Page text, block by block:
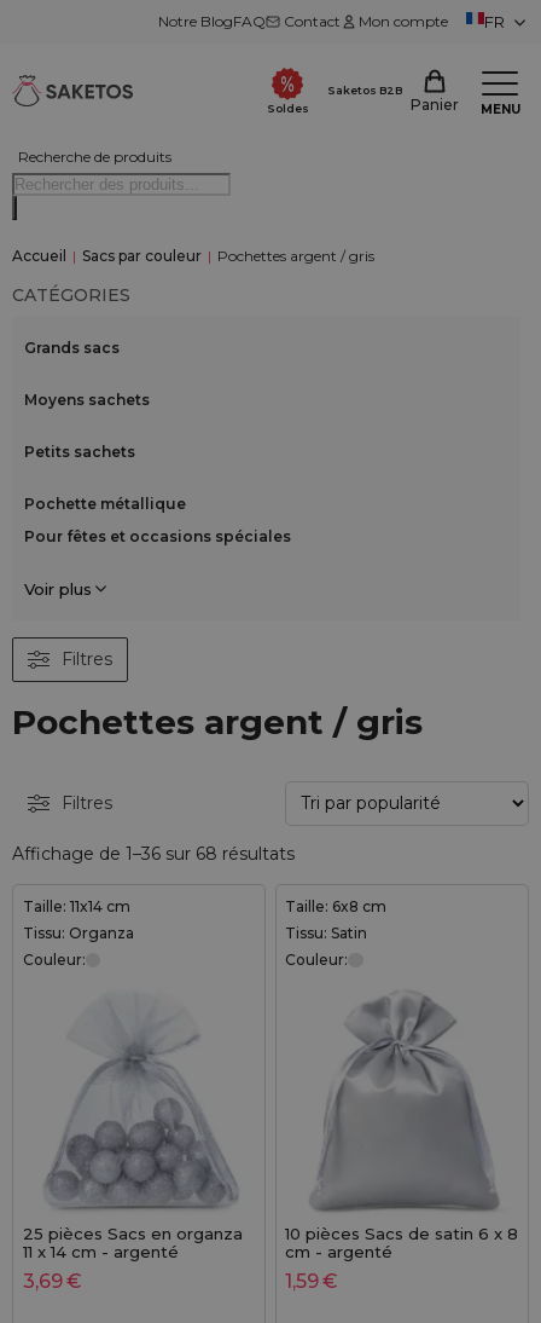
Notre BlogFAQ Contact Mon compte FR
Recherche de produits
Soldes
Saketos B2B
Panier MENU
Accueil | Sacs par couleur | Pochettes argent / gris
CATÉGORIES
Grands sacs
Moyens sachets
Petits sachets
Pochette métallique
Pour fêtes et occasions spéciales
Voir plus
Filtres
Pochettes argent / gris
Filtres
Affichage de 1–36 sur 68 résultats
Taille: 11x14 cm
Tissu: Organza
Couleur:
25 pièces Sacs en organza
11 x 14 cm - argenté
3,69€
Taille: 6x8 cm
Tissu: Satin
Couleur:
10 pièces Sacs de satin 6 x 8
cm - argenté
1,59€